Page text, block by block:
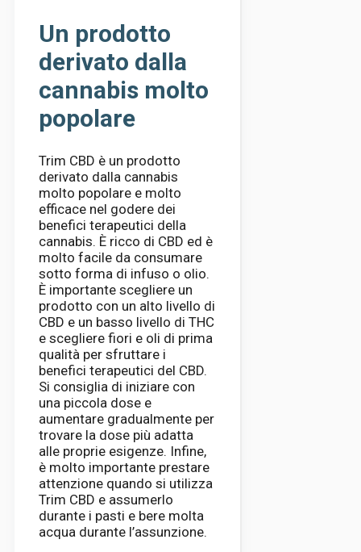
Un prodotto
derivato dalla
cannabis molto
popolare
Trim CBD è un prodotto
derivato dalla cannabis
molto popolare e molto
efficace nel godere dei
benefici terapeutici della
cannabis. È ricco di CBD ed è
molto facile da consumare
sotto forma di infuso o olio.
È importante scegliere un
prodotto con un alto livello di
CBD e un basso livello di THC
e scegliere fiori e oli di prima
qualità per sfruttare i
benefici terapeutici del CBD.
Si consiglia di iniziare con
una piccola dose e
aumentare gradualmente per
trovare la dose più adatta
alle proprie esigenze. Infine,
è molto importante prestare
attenzione quando si utilizza
Trim CBD e assumerlo
durante i pasti e bere molta
acqua durante l’assunzione.